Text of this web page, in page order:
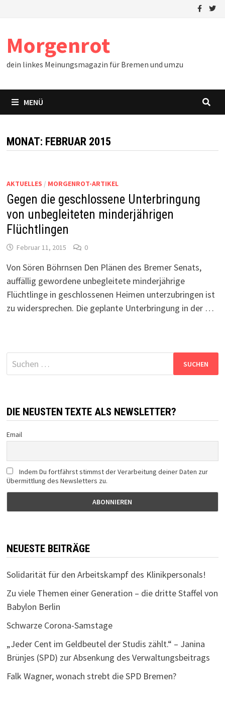
Morgenrot
dein linkes Meinungsmagazin für Bremen und umzu
MENÜ
MONAT: FEBRUAR 2015
AKTUELLES / MORGENROT-ARTIKEL
Gegen die geschlossene Unterbringung
von unbegleiteten minderjährigen
Flüchtlingen
Februar 11, 2015 0
Von Sören Böhrnsen Den Plänen des Bremer Senats,
auffällig gewordene unbegleitete minderjährige
Flüchtlinge in geschlossenen Heimen unterzubringen ist
zu widersprechen. Die geplante Unterbringung in der …
Suchen
nach:
DIE NEUSTEN TEXTE ALS NEWSLETTER?
Email
Indem Du fortfährst stimmst der Verarbeitung deiner Daten zur
Übermittlung des Newsletters zu.
NEUESTE BEITRÄGE
Solidarität für den Arbeitskampf des Klinikpersonals!
Zu viele Themen einer Generation – die dritte Staffel von
Babylon Berlin
Schwarze Corona-Samstage
„Jeder Cent im Geldbeutel der Studis zählt.“ – Janina
Brünjes (SPD) zur Absenkung des Verwaltungsbeitrags
Falk Wagner, wonach strebt die SPD Bremen?